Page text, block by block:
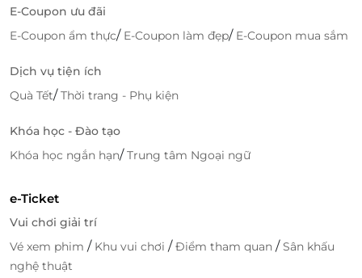
quà tặng trực tuyến và sử dụng ngay.
An Toàn Và Minh Bạch Trong Giao Dịch
LifeLink cam kết bảo mật tuyệt đối thông tin cá
nhân và giao dịch của khách hàng. Mọi giao dịch đều
tâm khi mua thẻ quà tặng Spicy Box.
Thanh Toán Linh Hoạt
LifeLink hỗ trợ nhiều phương thức thanh toán linh
ngân hàng. Bạn có thể chọn phương thức thanh
toán phù hợp để hoàn tất giao dịch nhanh chóng và
dễ dàng.
E-Coupon ưu đãi
E-Coupon ẩm thực/ E-Coupon làm đẹp/ E-Coupon mua sắm
Dịch vụ tiện ích
Quà Tết/Thời trang - Phụ kiện
Khóa học - Đào tạo
Khóa học ngắn hạn/Trung tâm Ngoại ngữ
e-Ticket
Vui chơi giải trí
Vé xem phim / Khu vui chơi /Điểm tham quan /Sân khấu
nghệ thuật